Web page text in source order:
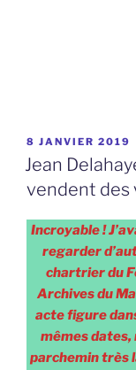
PUBLIÉ
LE
8 JANVIER 2019
Jean
vendent des
Incroyable !
regarder
chartrier du
Archives du
acte figure
mêmes
parchemin très